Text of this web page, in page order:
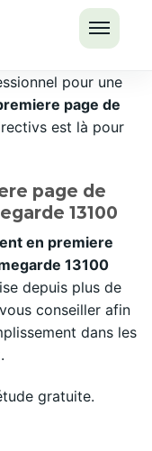
LE
MENU
pour une
page de
est là pour
page de
13100
en premiere
13100
depuis plus de
conseiller afin
dans les
gratuite.